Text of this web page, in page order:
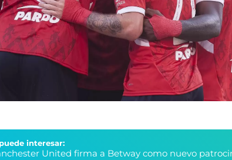
interesar:
United firma a Betway como nuevo